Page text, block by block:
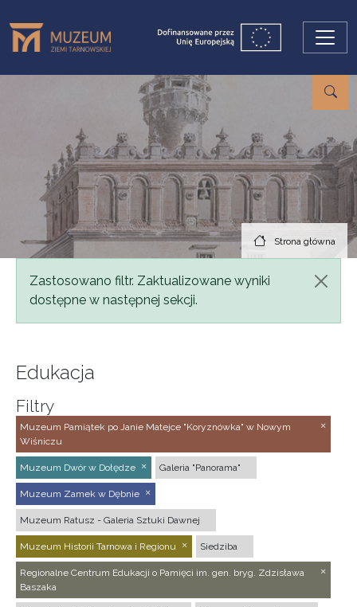
Strona główna
Komunikat
Zastosowano filtr. Zaktualizowane wyniki
dostępne w następnej sekcji.
Edukacja
Filtry
Muzeum Pamiątek po Janie Matejce "Koryznówka" w Nowym
Wiśniczu
Muzeum Dwór w Dołędze Galeria "Panorama"
Muzeum Zamek w Dębnie
Muzeum Ratusz - Galeria Sztuki Dawnej
Muzeum Historii Tarnowa i Regionu Siedziba
Regionalne Centrum Edukacji o Pamięci im. gen. bryg. Zdzisława
Baszaka